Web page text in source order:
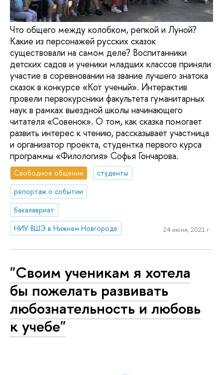
Что общего между колобком, репкой и Луной?
Какие из персонажей русских сказок
существовали на самом деле? Воспитанники
детских садов и ученики младших классов приняли
участие в соревновании на звание лучшего знатока
сказок в конкурсе «Кот ученый». Интерактив
провели первокурсники факультета гуманитарных
наук в рамках выездной школы начинающего
читателя «Совенок». О том, как сказка помогает
развить интерес к чтению, рассказывает участница
и организатор проекта, студентка первого курса
программы «Филология» Софья Гончарова.
Свободное общение
студенты
репортаж о событии
бакалавриат
НИУ ВШЭ в Нижнем Новгороде
24 июня, 2021 г.
"Своим ученикам я хотела
бы пожелать развивать
любознательность и любовь
к учебе"